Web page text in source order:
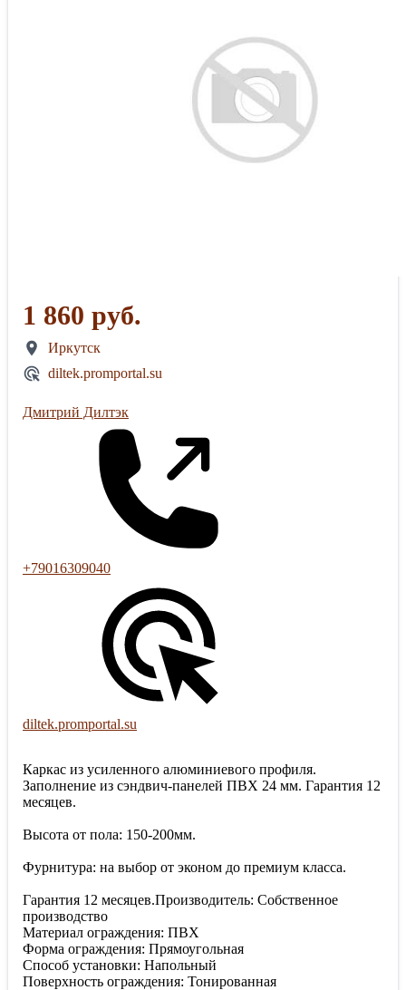
1 860 руб.
Иркутск
diltek.promportal.su
Дмитрий Дилтэк
+79016309040
diltek.promportal.su
Каркас из усиленного алюминиевого профиля.
Заполнение из сэндвич-панелей ПВХ 24 мм. Гарантия 12
месяцев.
Высота от пола: 150-200мм.
Фурнитура: на выбор от эконом до премиум класса.
Гарантия 12 месяцев.Производитель: Собственное
производство
Материал ограждения: ПВХ
Форма ограждения: Прямоугольная
Способ установки: Напольный
Поверхность ограждения: Тонированная